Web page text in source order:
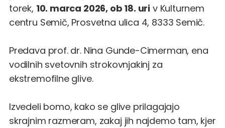
torek, 10. marca 2026, ob 18. uri v Kulturnem
centru Semič, Prosvetna ulica 4, 8333 Semič.
Predava prof. dr. Nina Gunde-Cimerman, ena
vodilnih svetovnih strokovnjakinj za
ekstremofilne glive.
Izvedeli bomo, kako se glive prilagajajo
skrajnim razmeram, zakaj jih najdemo tam, kjer